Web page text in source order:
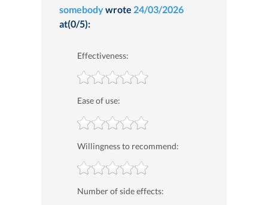
somebodywrote 24/03/2026
at(0/5):
Effectiveness:
Ease of use:
Willingness to recommend:
Number of side effects: